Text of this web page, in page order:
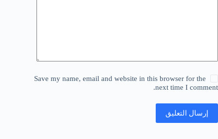
Save my name, email and website in this browser for the
next time I comment.
إرسال التعليق